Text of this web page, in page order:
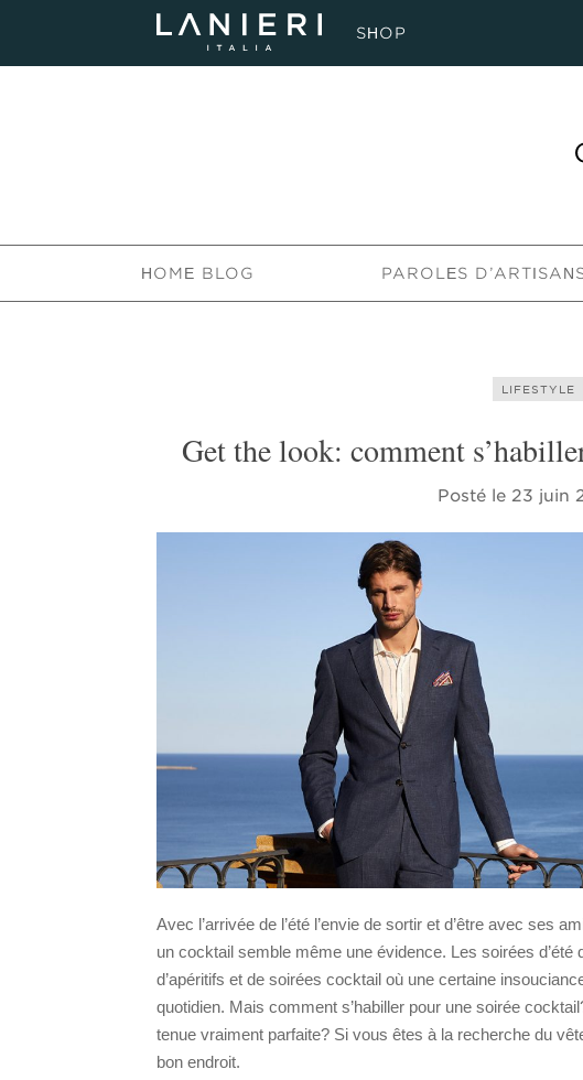
SHOP
HOME BLOG PAROLES
LIFESTYLE
Get the look: comment
Posté le23 juin
Avec l’arrivée de l’été l’envie de sortir et d’être avec ses
un cocktail semble même une évidence. Les soirées d’été
d’apéritifs et de soirées cocktail où une certaine
quotidien. Mais comment s’habiller pour une soirée
tenue vraiment parfaite? Si vous êtes à la recherche du
bon endroit.